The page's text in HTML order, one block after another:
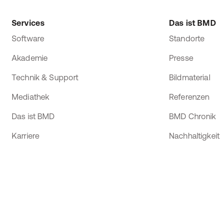
Services
Software
Akademie
Technik & Support
Mediathek
Das ist BMD
Karriere
Das ist BMD
Standorte
Presse
Bildmaterial
Referenzen
BMD Chronik
Nachhaltigkeit